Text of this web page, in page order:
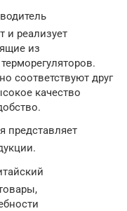
и реализует
из
соответствуют друг
качество
представляет